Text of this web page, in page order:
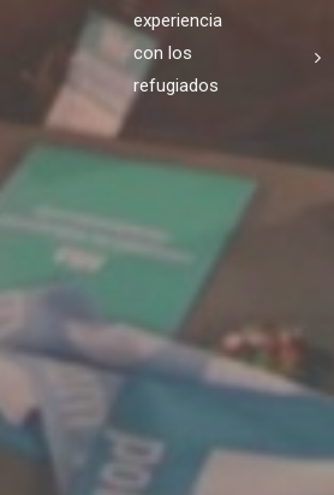
experiencia
con los
refugiados